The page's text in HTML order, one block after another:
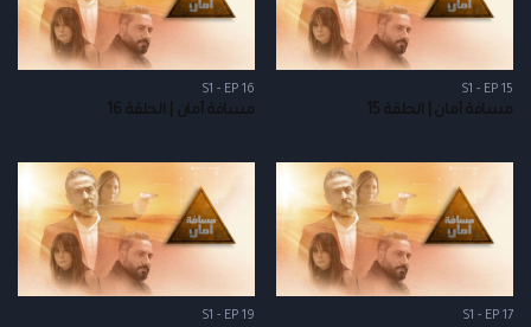
S1 - EP 15
مسافة أمان | الحلقة 15
S1 - EP 16
مسافة أمان | الحلقة 16
S1 - EP 17
S1 - EP 19